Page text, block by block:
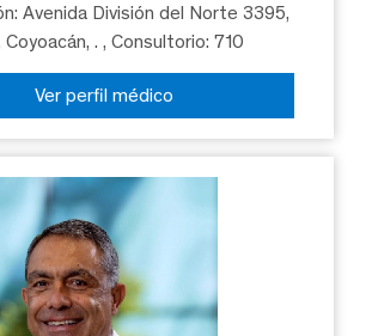
Avenida División del Norte 3395,
Coyoacán, ., Consultorio: 710
Ver perfil médico